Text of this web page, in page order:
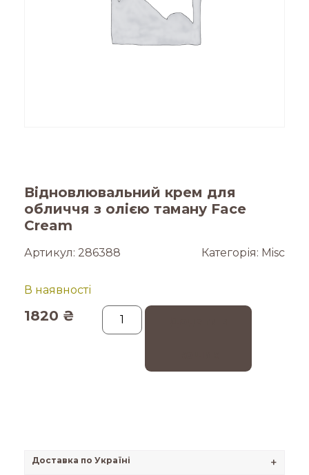
Відновлювальний крем для
обличчя з олією таману Face
Cream
1820 ₴
В наявності
Артикул: 286388 Категорія: Misc
Доставка по Україні +